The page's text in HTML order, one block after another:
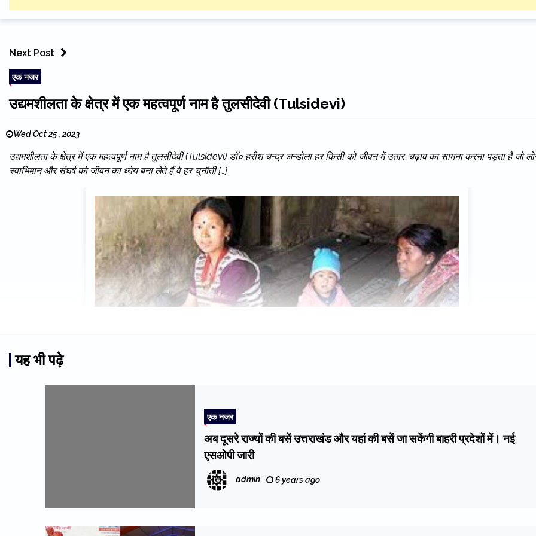
Next Post
एक नजर
उद्यमशीलता के क्षेत्र में एक महत्वपूर्ण नाम है तुलसीदेवी (Tulsidevi)
Wed Oct 25 , 2023
उद्यमशीलता के क्षेत्र में एक महत्वपूर्ण नाम है तुलसीदेवी (Tulsidevi) डॉ० हरीश चन्द्र अन्डोला हर किसी को जीवन में उतार-चढ़ाव का सामना करना पड़ता है जो
स्वाभिमान और संघर्ष को जीवन का ध्येय बना लेते हैं वे हर चुनौती […]
यह भी पढ़े
एक नजर
अब दूसरे राज्यों की बसें उत्तराखंड और यहां की बसें जा सकेंगी बाहरी प्रदेशों में। नई
एसओपी जारी
admin 6 years ago